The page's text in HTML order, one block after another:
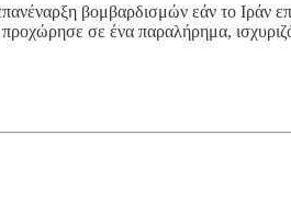
βομβαρδισμών εάν το
σε ένα παραλήρημα,